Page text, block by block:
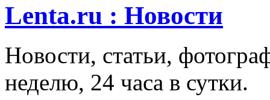
Lenta.ru : Новости
Новости, статьи,
неделю, 24 часа в сутки.